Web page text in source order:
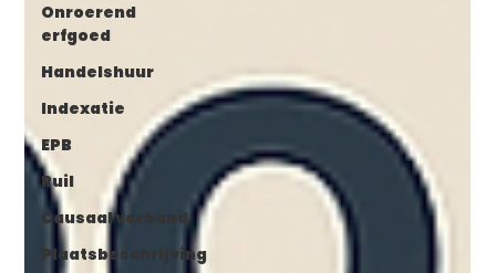
Onroerend
erfgoed
Handelshuur
Indexatie
EPB
Ruil
Causaal verband
Plaatsbeschrijving